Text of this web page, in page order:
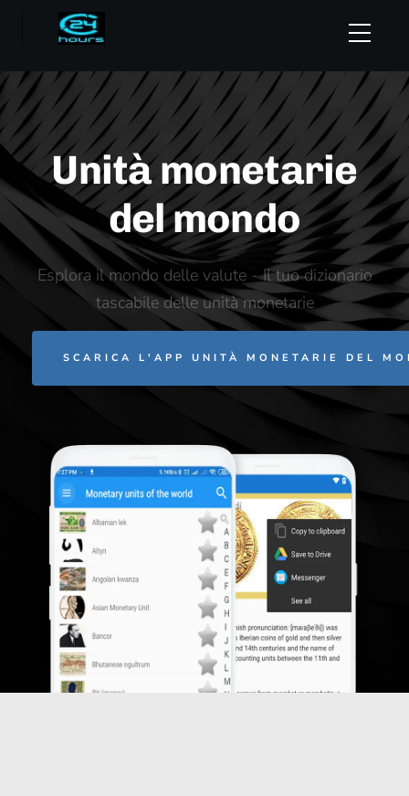
Unità monetarie
del mondo
Esplora il mondo delle valute - Il tuo dizionario
tascabile delle unità monetarie
SCARICA L'APP UNITÀ MONETARIE DEL